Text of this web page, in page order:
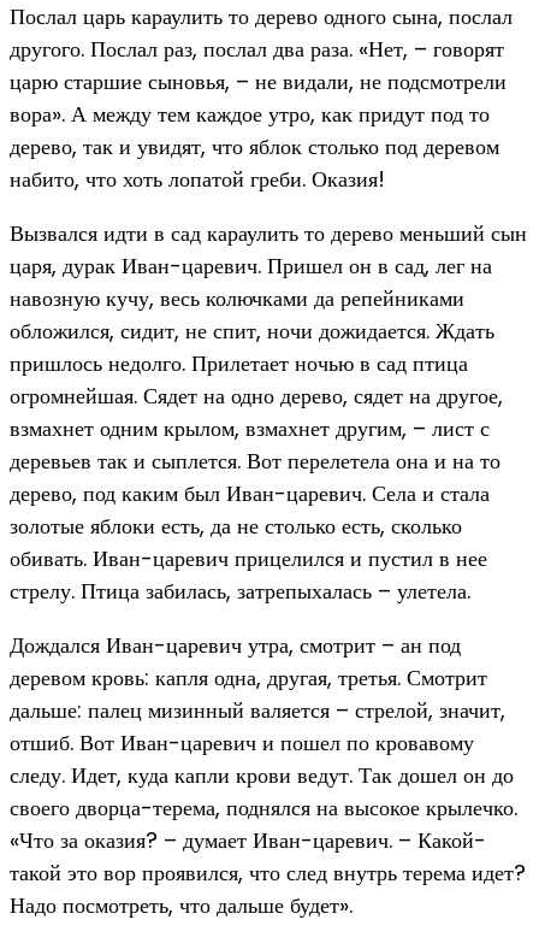
Послал царь караулить то дерево одного сына, послал
другого. Послал раз, послал два раза. «Нет, – говорят
царю старшие сыновья, – не видали, не подсмотрели
вора». А между тем каждое утро, как придут под то
дерево, так и увидят, что яблок столько под деревом
набито, что хоть лопатой греби. Оказия!
Вызвался идти в сад караулить то дерево меньший сын
царя, дурак Иван-царевич. Пришел он в сад, лег на
навозную кучу, весь колючками да репейниками
обложился, сидит, не спит, ночи дожидается. Ждать
пришлось недолго. Прилетает ночью в сад птица
огромнейшая. Сядет на одно дерево, сядет на другое,
взмахнет одним крылом, взмахнет другим, – лист с
деревьев так и сыплется. Вот перелетела она и на то
дерево, под каким был Иван-царевич. Села и стала
золотые яблоки есть, да не столько есть, сколько
обивать. Иван-царевич прицелился и пустил в нее
стрелу. Птица забилась, затрепыхалась – улетела.
Дождался Иван-царевич утра, смотрит – ан под
деревом кровь: капля одна, другая, третья. Смотрит
дальше: палец мизинный валяется – стрелой, значит,
отшиб. Вот Иван-царевич и пошел по кровавому
следу. Идет, куда капли крови ведут. Так дошел он до
своего дворца-терема, поднялся на высокое крылечко.
«Что за оказия? – думает Иван-царевич. – Какой-
такой это вор проявился, что след внутрь терема идет?
Надо посмотреть, что дальше будет».